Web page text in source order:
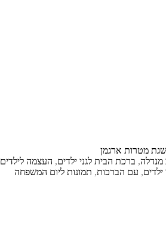
מטרות ארגמן
מנדלה, ברכת הבית לגני ילדים, העצמה לילדים
, עם הברכות, תמונות ליום המשפחה